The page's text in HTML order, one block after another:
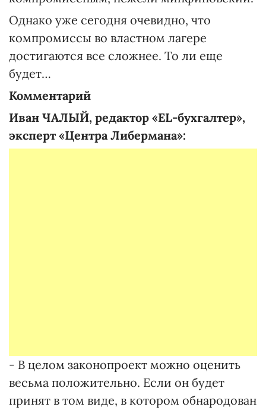
Однако уже сегодня очевидно, что
компромиссы во властном лагере
достигаются все сложнее. То ли еще
будет…
Комментарий
Иван ЧАЛЫЙ, редактор «EL-бухгалтер»,
эксперт «Центра Либермана»:
- В целом законопроект можно оценить
весьма положительно. Если он будет
принят в том виде, в котором обнародован